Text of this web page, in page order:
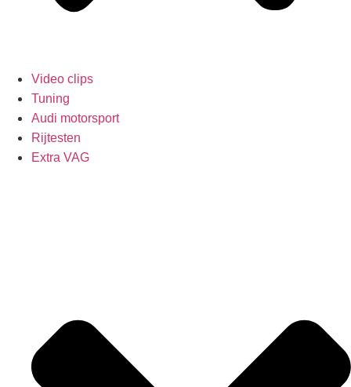
Video clips
Tuning
Audi motorsport
Rijtesten
Extra VAG